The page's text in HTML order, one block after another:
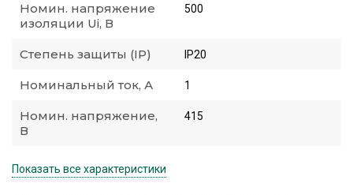
Номин. напряжение
изоляции Ui, В
500
Степень защиты (IP) IP20
Номинальный ток, А 1
Номин. напряжение,
В
415
Показать все характеристики